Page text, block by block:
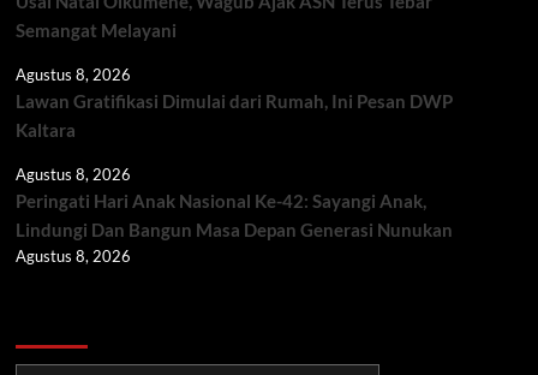
Semangat Melayani
Agustus 8, 2026
Lawan Gratifikasi Dimulai dari Rumah, Ini Pesan DWP
Kaltara
Agustus 8, 2026
Peringati Hari Anak Nasional Ke-42: Sayangi Anak,
Lindungi Dan Bangun Masa Depan Generasi Nunukan
Agustus 8, 2026